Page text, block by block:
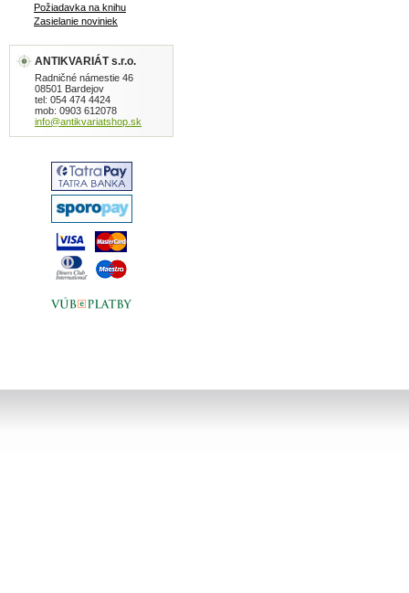
Požiadavka na knihu
Zasielanie noviniek
ANTIKVARIÁT s.r.o.
Radničné námestie 46
08501 Bardejov
tel: 054 474 4424
mob: 0903 612078
info@antikvariatshop.sk